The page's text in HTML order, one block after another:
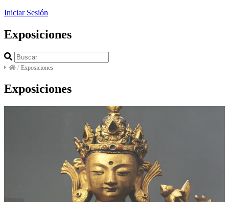
Iniciar Sesión
Exposiciones
/ Exposiciones
Exposiciones